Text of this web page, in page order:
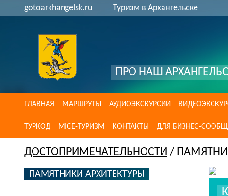
gotoarkhangelsk.ru Туризм в Архангельске
ПРО НАШ
ГЛАВНАЯ МАРШРУТЫ АУДИОЭКСКУРСИИ
ТУРКОД MICE-ТУРИЗМ КОНТАКТЫ ДЛЯ БИЗНЕС-
ДОСТОПРИМЕЧАТЕЛЬНОСТИ /
ПАМЯТНИКИ АРХИТЕКТУРЫ